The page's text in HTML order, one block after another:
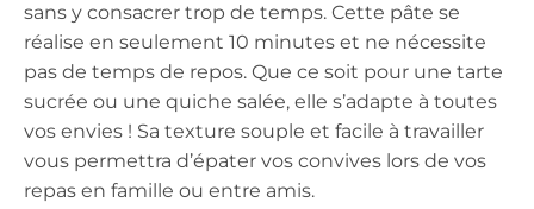
sans y consacrer trop de temps. Cette pâte se
réalise en seulement 10 minutes et ne nécessite
pas de temps de repos. Que ce soit pour une tarte
sucrée ou une quiche salée, elle s’adapte à toutes
vos envies ! Sa texture souple et facile à travailler
vous permettra d’épater vos convives lors de vos
repas en famille ou entre amis.